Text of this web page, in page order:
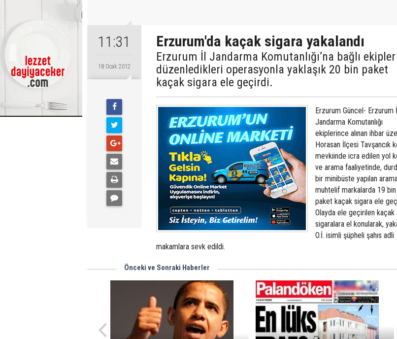
11:31
18 Ocak 2012
Erzurum'da kaçak sigara yakalandı
Erzurum İl Jandarma Komutanlığı’na bağlı ekipler
düzenledikleri operasyonla yaklaşık 20 bin paket
kaçak sigara ele geçirdi.
Erzurum Güncel- Erzurum
Jandarma Komutanlığı
ekiplerince alınan ihbar
Horasan İlçesi Tavşancık
mevkiinde icra edilen yol
ve arama faaliyetinde,
bir minibüste yapılan
muhtelif markalarda 19
paket kaçak sigara ele
Olayda ele geçirilen kaçak
sigaralara el konularak,
O.İ. isimli şüpheli şahıs adli
makamlara sevk edildi.
Önceki ve Sonraki Haberler